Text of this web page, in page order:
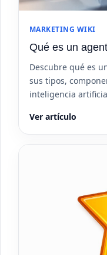
MARKETING WIKI
Qué es un
Descubre qué es
sus tipos,
inteligencia
Ver artículo